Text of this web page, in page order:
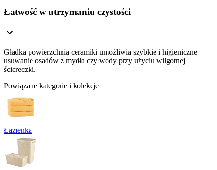
Łatwość w utrzymaniu czystości
Gładka powierzchnia ceramiki umożliwia szybkie i higieniczne
usuwanie osadów z mydła czy wody przy użyciu wilgotnej
ściereczki.
Powiązane kategorie i kolekcje
Łazienka